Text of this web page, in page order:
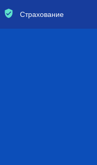
Страхование